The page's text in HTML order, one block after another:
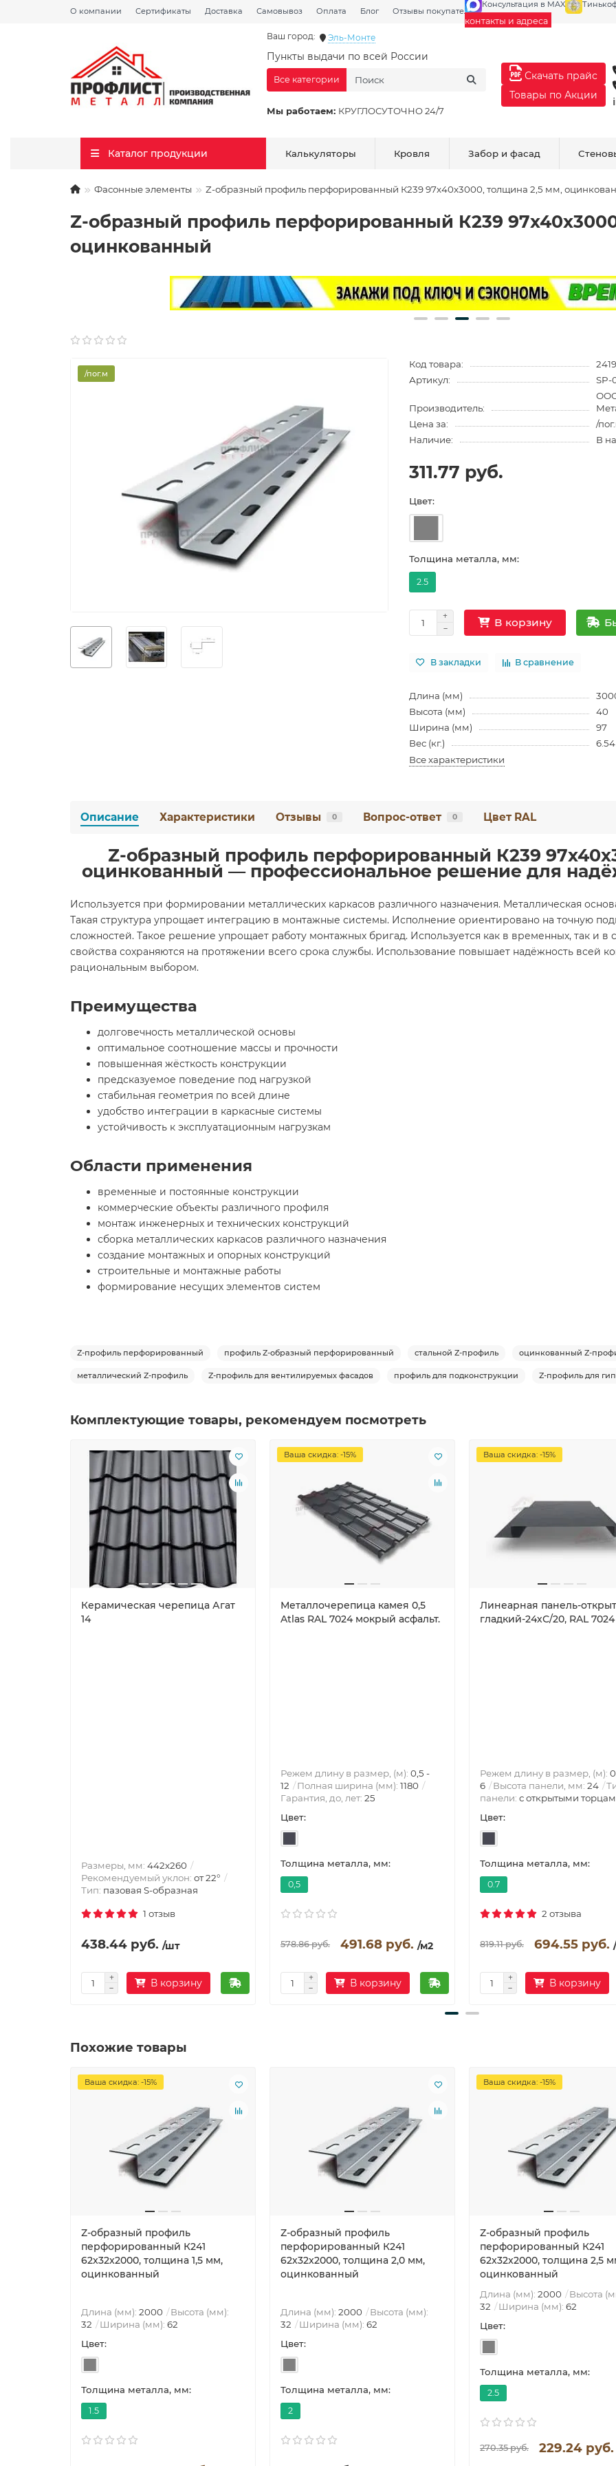
О компании Сертификаты Доставка Самовывоз Оплата Блог Отзывы покупателей Галерея
Консультация в MAX
контакты и адреса
Ваш город: Эль-Монте
Пункты выдачи по всей России
Мы работаем: КРУГЛОСУТОЧНО 24/7
Все категории
Скачать прайс
Товары по Акции
Каталог продукции Калькуляторы Кровля Забор и фасад
Фасонные элементы Z-образный профиль перфорированный К239 97x40x3000, толщина 2,5 мм,
Z-образный профиль перфорированный К239
оцинкованный
/пог.м
Код товара:
Артикул:
SP-
Производитель:
Цена за:
/
Наличие:
В
311.77 руб.
Цвет:
Толщина металла, мм:
2.5
В корзину
В закладки В сравнение
Длина (мм)
Высота (мм)
40
Ширина (мм)
97
Вес (кг.)
6.54
Все характеристики
Описание Характеристики Отзывы 0 Вопрос-ответ 0 Цвет RAL
Z-образный профиль перфорированный К239
оцинкованный — профессиональное решение для
Используется при формировании металлических каркасов различного назначения. Металлическая
Такая структура упрощает интеграцию в монтажные системы. Исполнение ориентировано на точную
сложностей. Такое решение упрощает работу монтажных бригад. Используется как в временных, так и в
свойства сохраняются на протяжении всего срока службы. Использование повышает надёжность всей
рациональным выбором.
Преимущества
долговечность металлической основы
оптимальное соотношение массы и прочности
повышенная жёсткость конструкции
предсказуемое поведение под нагрузкой
стабильная геометрия по всей длине
удобство интеграции в каркасные системы
устойчивость к эксплуатационным нагрузкам
Области применения
временные и постоянные конструкции
коммерческие объекты различного профиля
монтаж инженерных и технических конструкций
сборка металлических каркасов различного назначения
создание монтажных и опорных конструкций
строительные и монтажные работы
формирование несущих элементов систем
Z-профиль перфорированный профиль Z-образный перфорированный стальной Z-профиль оцинкованный Z-
металлический Z-профиль Z-профиль для вентилируемых фасадов профиль для подконструкции Z-профиль для
Комплектующие товары, рекомендуем посмотреть
Керамическая черепица Агат
14
Размеры, мм: 442х260
Рекомендуемый уклон: от 22°
Тип: пазовая S-образная
1 отзыв
438.44 руб. /шт
В корзину
Ваша скидка: -15%
Металлочерепица камея 0,5
Atlas RAL 7024 мокрый асфальт.
Режем длину в размер, (м): 0,5 -
12
Полная ширина (мм): 1180
Гарантия, до, лет: 25
Цвет:
Толщина металла, мм:
0,5
578.86 руб. 491.68 руб. /м2
В корзину
Ваша скидка: -15%
Линеарная панель-
гладкий-24хС/20, RAL 7024
Режем длину в размер, (м):
6
Высота панели, мм: 24
панели: с открытыми
Цвет:
Толщина металла, мм:
0.7
2 отзыва
819.11 руб. 694.55 руб.
В корзину
Похожие товары
Ваша скидка: -15%
Z-образный профиль
перфорированный К241
62x32x2000, толщина 1,5 мм,
оцинкованный
Длина (мм): 2000
Высота (мм):
32
Ширина (мм): 62
Цвет:
Толщина металла, мм:
1.5
Z-образный профиль
перфорированный К241
62x32x2000, толщина 2,0 мм,
оцинкованный
Длина (мм): 2000
Высота (мм):
32
Ширина (мм): 62
Цвет:
Толщина металла, мм:
2
Ваша скидка: -15%
Z-образный профиль
перфорированный К241
62x32x2000, толщина 2,5
оцинкованный
Длина (мм): 2000
Высота
32
Ширина (мм): 62
Цвет:
Толщина металла, мм:
2.5
270.35 руб. 229.24 руб.